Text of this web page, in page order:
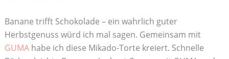
Banane trifft Schokolade – ein wahrlich guter
Herbstgenuss würd ich mal sagen. Gemeinsam mit
GUMAhabe ich diese Mikado-Torte kreiert. Schnelle